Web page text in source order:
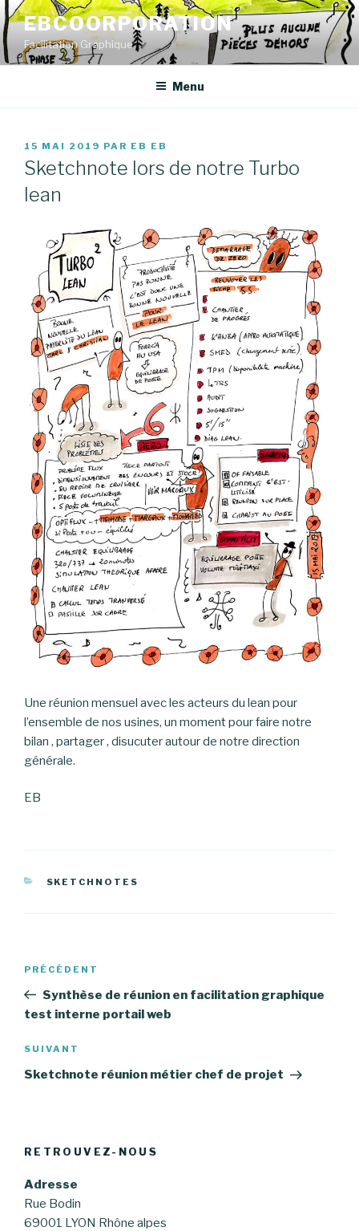
Aller
au
contenu
principal
EBCOORPORATION
Facilitation Graphique
Menu
PUBLIÉ
LE
15 MAI 2019 PAR EB EB
Sketchnote lors de notre Turbo
lean
Une réunion mensuel avec les acteurs du lean pour
l’ensemble de nos usines, un moment pour faire notre
bilan , partager , disucuter autour de notre direction
générale.
EB
CATÉGORIES
SKETCHNOTES
Navigation
l’article
Article
précédent
PRÉCÉDENT
Synthèse de réunion en facilitation graphique
test interne portail web
Article
suivant
SUIVANT
Sketchnote réunion métier chef de projet
RETROUVEZ-NOUS
Adresse
Rue Bodin
69001 LYON Rhône alpes